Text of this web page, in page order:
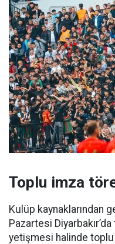
Toplu imza
Kulüp kaynaklarından
Pazartesi
yetişmesi halinde